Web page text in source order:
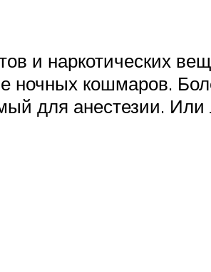
и наркотических
кошмаров.
для анестезии.